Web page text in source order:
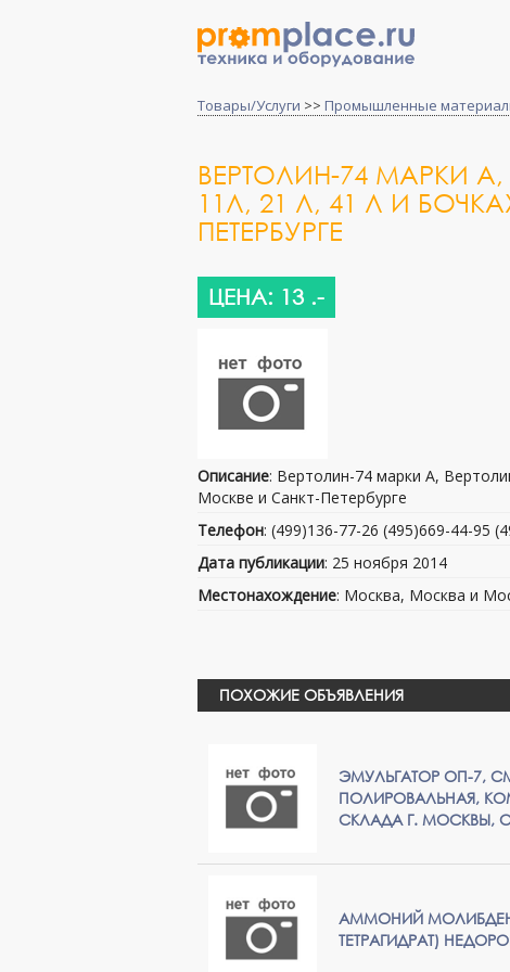
Товары/Услуги >> Промышленные
ВЕРТОЛИН-74 МАРКИ
11Л, 21 Л, 41 Л И
ПЕТЕРБУРГЕ
ЦЕНА: 13 .-
Описание: Вертолин-74 марки А,
Москве и Санкт-Петербурге
Телефон: (499)136-77-26 (495)669-44-95
Дата публикации: 25 ноября 2014
Местонахождение: Москва, Москва и
ПОХОЖИЕ ОБЪЯВЛЕНИЯ
ЭМУЛЬГАТОР ОП-7,
ПОЛИРОВАЛЬНАЯ,
СКЛАДА Г. МОСКВЫ,
АММОНИЙ
ТЕТРАГИДРАТ)